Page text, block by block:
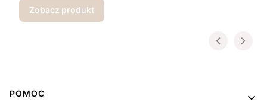
Zobacz produkt
Linki w stopce
POMOC